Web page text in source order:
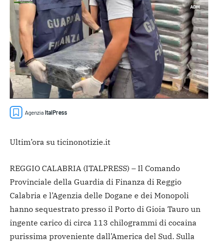
AgenziaItalPress
Ultim’ora su ticinonotizie.it
REGGIO CALABRIA (ITALPRESS) – Il Comando
Provinciale della Guardia di Finanza di Reggio
Calabria e l’Agenzia delle Dogane e dei Monopoli
hanno sequestrato presso il Porto di Gioia Tauro un
ingente carico di circa 113 chilogrammi di cocaina
purissima proveniente dall’America del Sud. Sulla